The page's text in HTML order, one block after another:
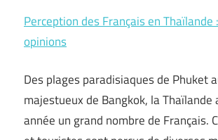
Perception des Français en
opinions
Des plages paradisiaques de Phuket
majestueux de Bangkok, la Thaïlande
année un grand nombre de Français.